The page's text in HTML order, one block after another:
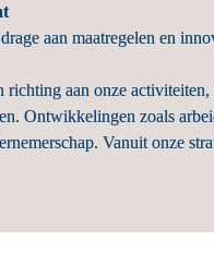
aan maatregelen en
richting aan onze
Ontwikkelingen zoals
Vanuit onze